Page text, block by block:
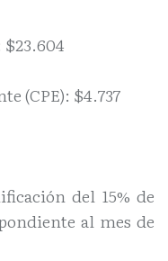
(CPE): $4.737
del 15% de
al mes de